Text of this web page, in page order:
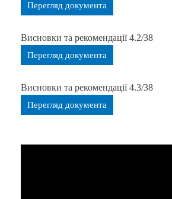
Перегляд документа
Висновки та рекомендації 4.2/38
Перегляд документа
Висновки та рекомендації 4.3/38
Перегляд документа